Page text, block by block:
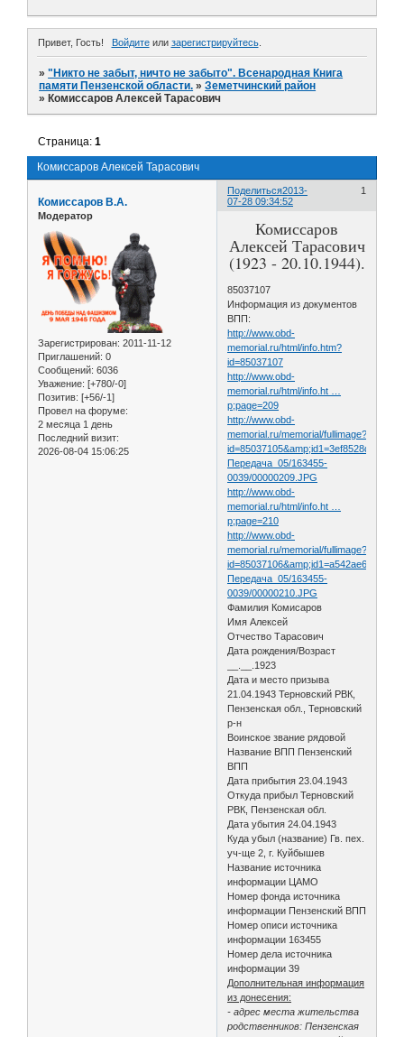
Привет, Гость! Войдитеили зарегистрируйтесь.
»"Никто не забыт, ничто не забыто". Всенародная Книга
памяти Пензенской области. »Земетчинский район
» Комиссаров Алексей Тарасович
Комиссаров Алексей Тарасович
Страница:1
Поделиться 1
2013-
07-28 09:34:52
Комиссаров В.А.
Модератор
Зарегистрирован: 2011-11-12
Приглашений: 0
Сообщений: 6036
Уважение: [+780/-0]
Позитив: [+56/-1]
Провел на форуме:
2 месяца 1 день
Последний визит:
2026-08-04 15:06:25
Комиссаров
Алексей Тарасович
(1923 - 20.10.1944).
85037107
Информация из документов
ВПП:
http://www.obd-
memorial.ru/html/info.htm?
id=85037107
http://www.obd-
memorial.ru/html/info.ht …
p;page=209
http://www.obd-
memorial.ru/memorial/fullimage?
Передача_05/163455-
0039/00000209.JPG
http://www.obd-
memorial.ru/html/info.ht …
p;page=210
http://www.obd-
memorial.ru/memorial/fullimage?
Передача_05/163455-
0039/00000210.JPG
Фамилия Комисаров
Имя Алексей
Отчество Тарасович
Дата рождения/Возраст
__.__.1923
Дата и место призыва
21.04.1943 Терновский РВК,
Пензенская обл., Терновский
р-н
Воинское звание рядовой
Название ВПП Пензенский
ВПП
Дата прибытия 23.04.1943
Откуда прибыл Терновский
РВК, Пензенская обл.
Дата убытия 24.04.1943
Куда убыл (название) Гв. пех.
уч-ще 2, г. Куйбышев
Название источника
информации ЦАМО
Номер фонда источника
информации Пензенский ВПП
Номер описи источника
информации 163455
Номер дела источника
информации 39
Дополнительная информация
из донесения:
- адрес места жительства
родственников: Пензенская